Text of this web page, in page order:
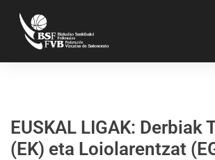
EUSKAL LIGAK: Derbiak
(EK) eta Loiolarentzat